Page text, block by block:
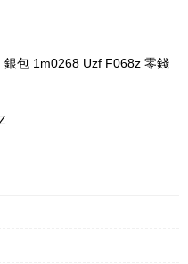
銀包 1m0268 Uzf F068z 零錢